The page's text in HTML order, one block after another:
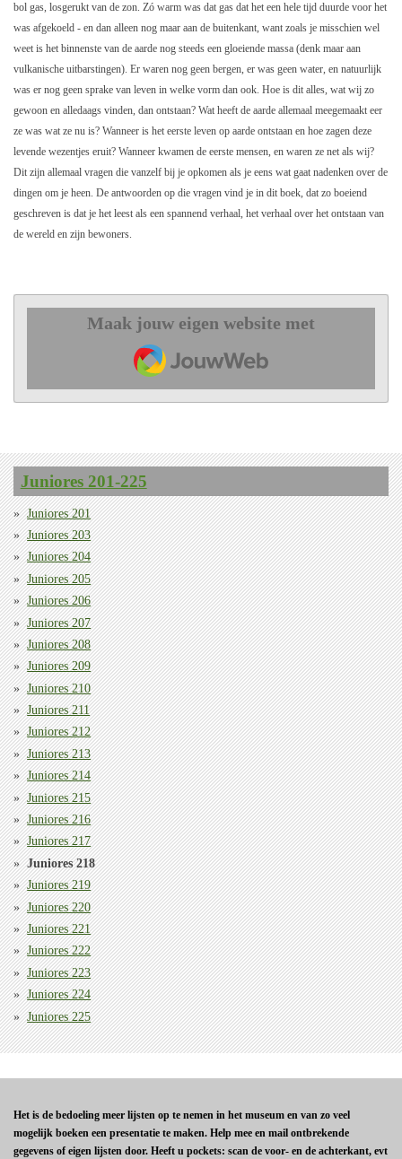
bol gas, losgerukt van de zon. Zó warm was dat gas dat het een hele tijd duurde voor het
was afgekoeld - en dan alleen nog maar aan de buitenkant, want zoals je misschien wel
weet is het binnenste van de aarde nog steeds een gloeiende massa (denk maar aan
vulkanische uitbarstingen). Er waren nog geen bergen, er was geen water, en natuurlijk
was er nog geen sprake van leven in welke vorm dan ook. Hoe is dit alles, wat wij zo
gewoon en alledaags vinden, dan ontstaan? Wat heeft de aarde allemaal meegemaakt eer
ze was wat ze nu is? Wanneer is het eerste leven op aarde ontstaan en hoe zagen deze
levende wezentjes eruit? Wanneer kwamen de eerste mensen, en waren ze net als wij?
Dit zijn allemaal vragen die vanzelf bij je opkomen als je eens wat gaat nadenken over de
dingen om je heen. De antwoorden op die vragen vind je in dit boek, dat zo boeiend
geschreven is dat je het leest als een spannend verhaal, het verhaal over het ontstaan van
de wereld en zijn bewoners.
Maak jouw eigen website met
JouwWeb
Juniores 201-225
Juniores 201
Juniores 203
Juniores 204
Juniores 205
Juniores 206
Juniores 207
Juniores 208
Juniores 209
Juniores 210
Juniores 211
Juniores 212
Juniores 213
Juniores 214
Juniores 215
Juniores 216
Juniores 217
Juniores 218
Juniores 219
Juniores 220
Juniores 221
Juniores 222
Juniores 223
Juniores 224
Juniores 225
Het is de bedoeling meer lijsten op te nemen in het museum en van zo veel
mogelijk boeken een presentatie te maken. Help mee en mail ontbrekende
gegevens of eigen lijsten door. Heeft u pockets: scan de voor- en de achterkant, evt